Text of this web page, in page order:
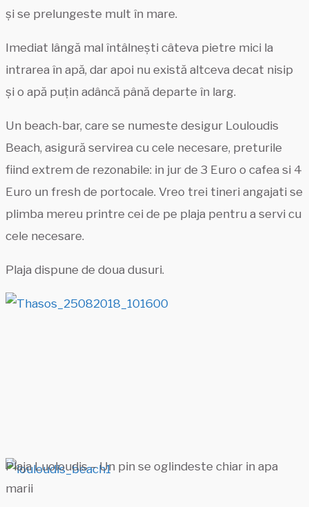
și se prelungeste mult în mare.
Imediat lângă mal întâlnești câteva pietre mici la
intrarea în apă, dar apoi nu există altceva decat nisip
și o apă puțin adâncă până departe în larg.
Un beach-bar, care se numeste desigur Louloudis
Beach, asigură servirea cu cele necesare, preturile
fiind extrem de rezonabile: in jur de 3 Euro o cafea si 4
Euro un fresh de portocale. Vreo trei tineri angajati se
plimba mereu printre cei de pe plaja pentru a servi cu
cele necesare.
Plaja dispune de doua dusuri.
Plaja Luoloudis – Un pin se oglindeste chiar in apa
marii